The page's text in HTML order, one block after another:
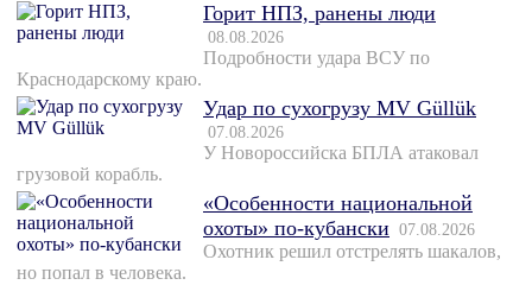
Горит НПЗ, ранены люди
08.08.2026
Подробности удара ВСУ по
Краснодарскому краю.
Удар по сухогрузу MV Güllük
07.08.2026
У Новороссийска БПЛА атаковал
грузовой корабль.
«Особенности национальной
охоты» по-кубански 07.08.2026
Охотник решил отстрелять шакалов,
но попал в человека.